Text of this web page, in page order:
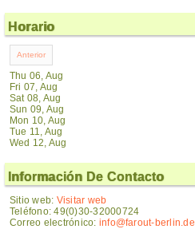
Horario
Thu 06, Aug
Fri 07, Aug
Sat 08, Aug
Sun 09, Aug
Mon 10, Aug
Tue 11, Aug
Wed 12, Aug
Información De Contacto
Sitio web: Visitar web
Teléfono: 49(0)30-32000724
Correo electrónico: info@farout-berlin.de